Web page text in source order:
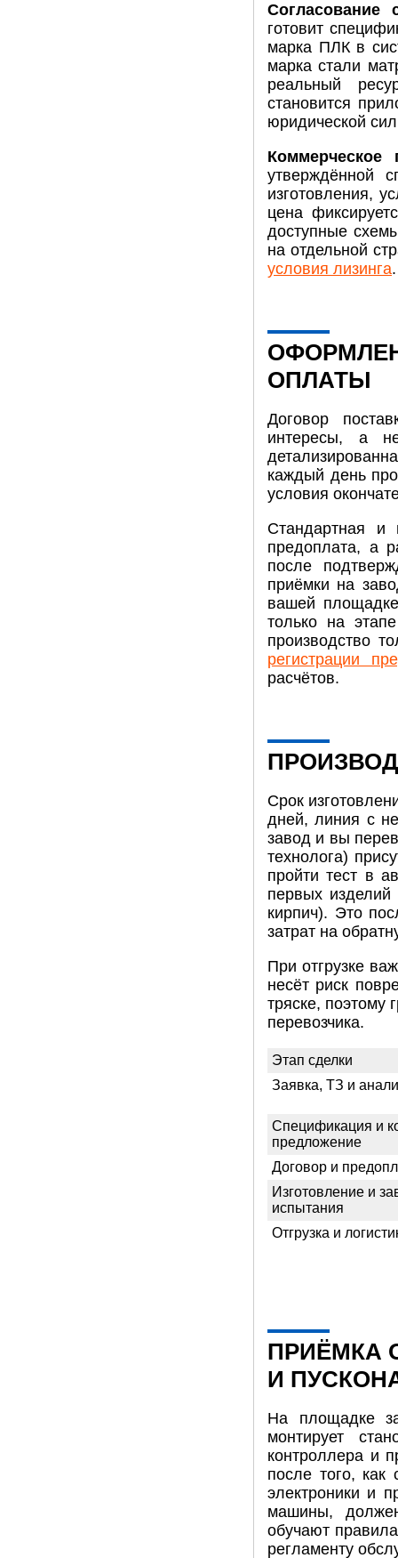
Согласование
готовит
марка ПЛК в
марка стали
реальный
становится
юридической
Коммерческое
утверждённой
изготовления,
цена
доступные
на отдельной
условия лизинга.
ОПЛАТЫ
Договор
интересы, а
каждый день
условия
Стандартная
предоплата, а
после
приёмки на
вашей
только на
производство
регистрации
расчётов.
Срок
дней, линия с
завод и вы
технолога)
пройти тест в
первых изделий
кирпич). Это
затрат на
При отгрузке
несёт риск
тряске, поэтому
перевозчика.
Этап сделки
Заявка, ТЗ и
Спецификация и
предложение
Договор и
Изготовление и
испытания
Отгрузка и
ПРИЁМКА
И
На площадке
монтирует
контроллера и
после того, как
электроники и
машины,
обучают
регламенту